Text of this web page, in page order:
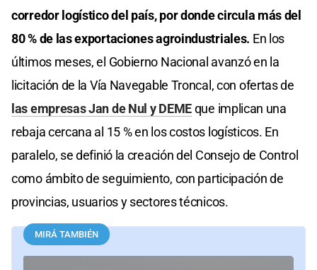
corredor logístico del país, por donde circula más del
80 % de las exportaciones agroindustriales. En los
últimos meses, el Gobierno Nacional avanzó en la
licitación de la Vía Navegable Troncal, con ofertas de
las empresas Jan de Nul y DEMEque implican una
rebaja cercana al 15 % en los costos logísticos. En
paralelo, se definió la creación del Consejo de Control
como ámbito de seguimiento, con participación de
provincias, usuarios y sectores técnicos.
MIRÁ TAMBIÉN